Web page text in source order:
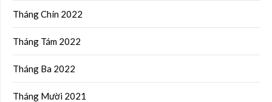
Tháng Chín 2022
Tháng Tám 2022
Tháng Ba 2022
Tháng Mười 2021